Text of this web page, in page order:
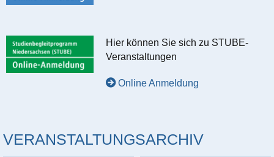
Hier können Sie sich zu STUBE-
Veranstaltungen
Online Anmeldung
VERANSTALTUNGSARCHIV